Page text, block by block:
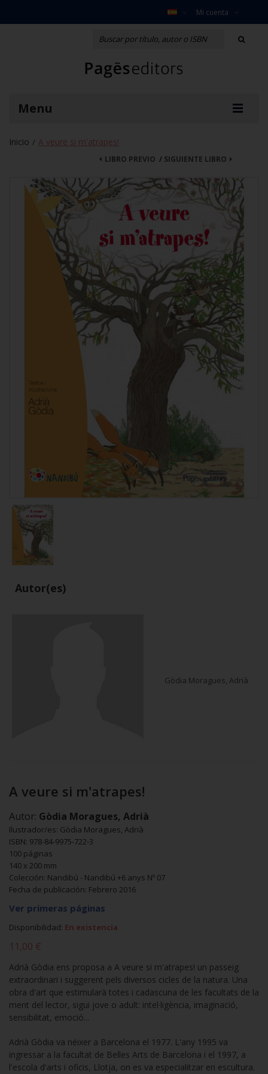
Mi cuenta
Menu
Inicio / A veure si m'atrapes!
SIGUIENTE LIBRO
LIBRO PREVIO /
Autor(es)
Gòdia Moragues, Adrià
A veure si m'atrapes!
Autor: Gòdia Moragues, Adrià
Ilustrador/es: Gòdia Moragues, Adrià
ISBN: 978-84-9975-722-3
100 páginas
140 x 200 mm
Colección: Nandibú - Nandibú +6 anys Nº 07
Fecha de publicación: Febrero 2016
Ver primeras páginas
Disponibilidad: En existencia
11,00 €
Adrià Gòdia ens proposa a A veure si m'atrapes! un passeig
extraordinari i suggerent pels diversos cicles de la natura. Una
obra d'art que estimularà totes i cadascuna de les facultats de la
ment del lector, sigui jove o adult: intel·ligència, imaginació,
sensibilitat, emoció...
Adrià Gòdia va néixer a Barcelona el 1977. L'any 1995 va
ingressar a la facultat de Belles Arts de Barcelona i el 1997, a
l'escola d'arts i oficis, Llotja, on es va especialitzar en escultura.